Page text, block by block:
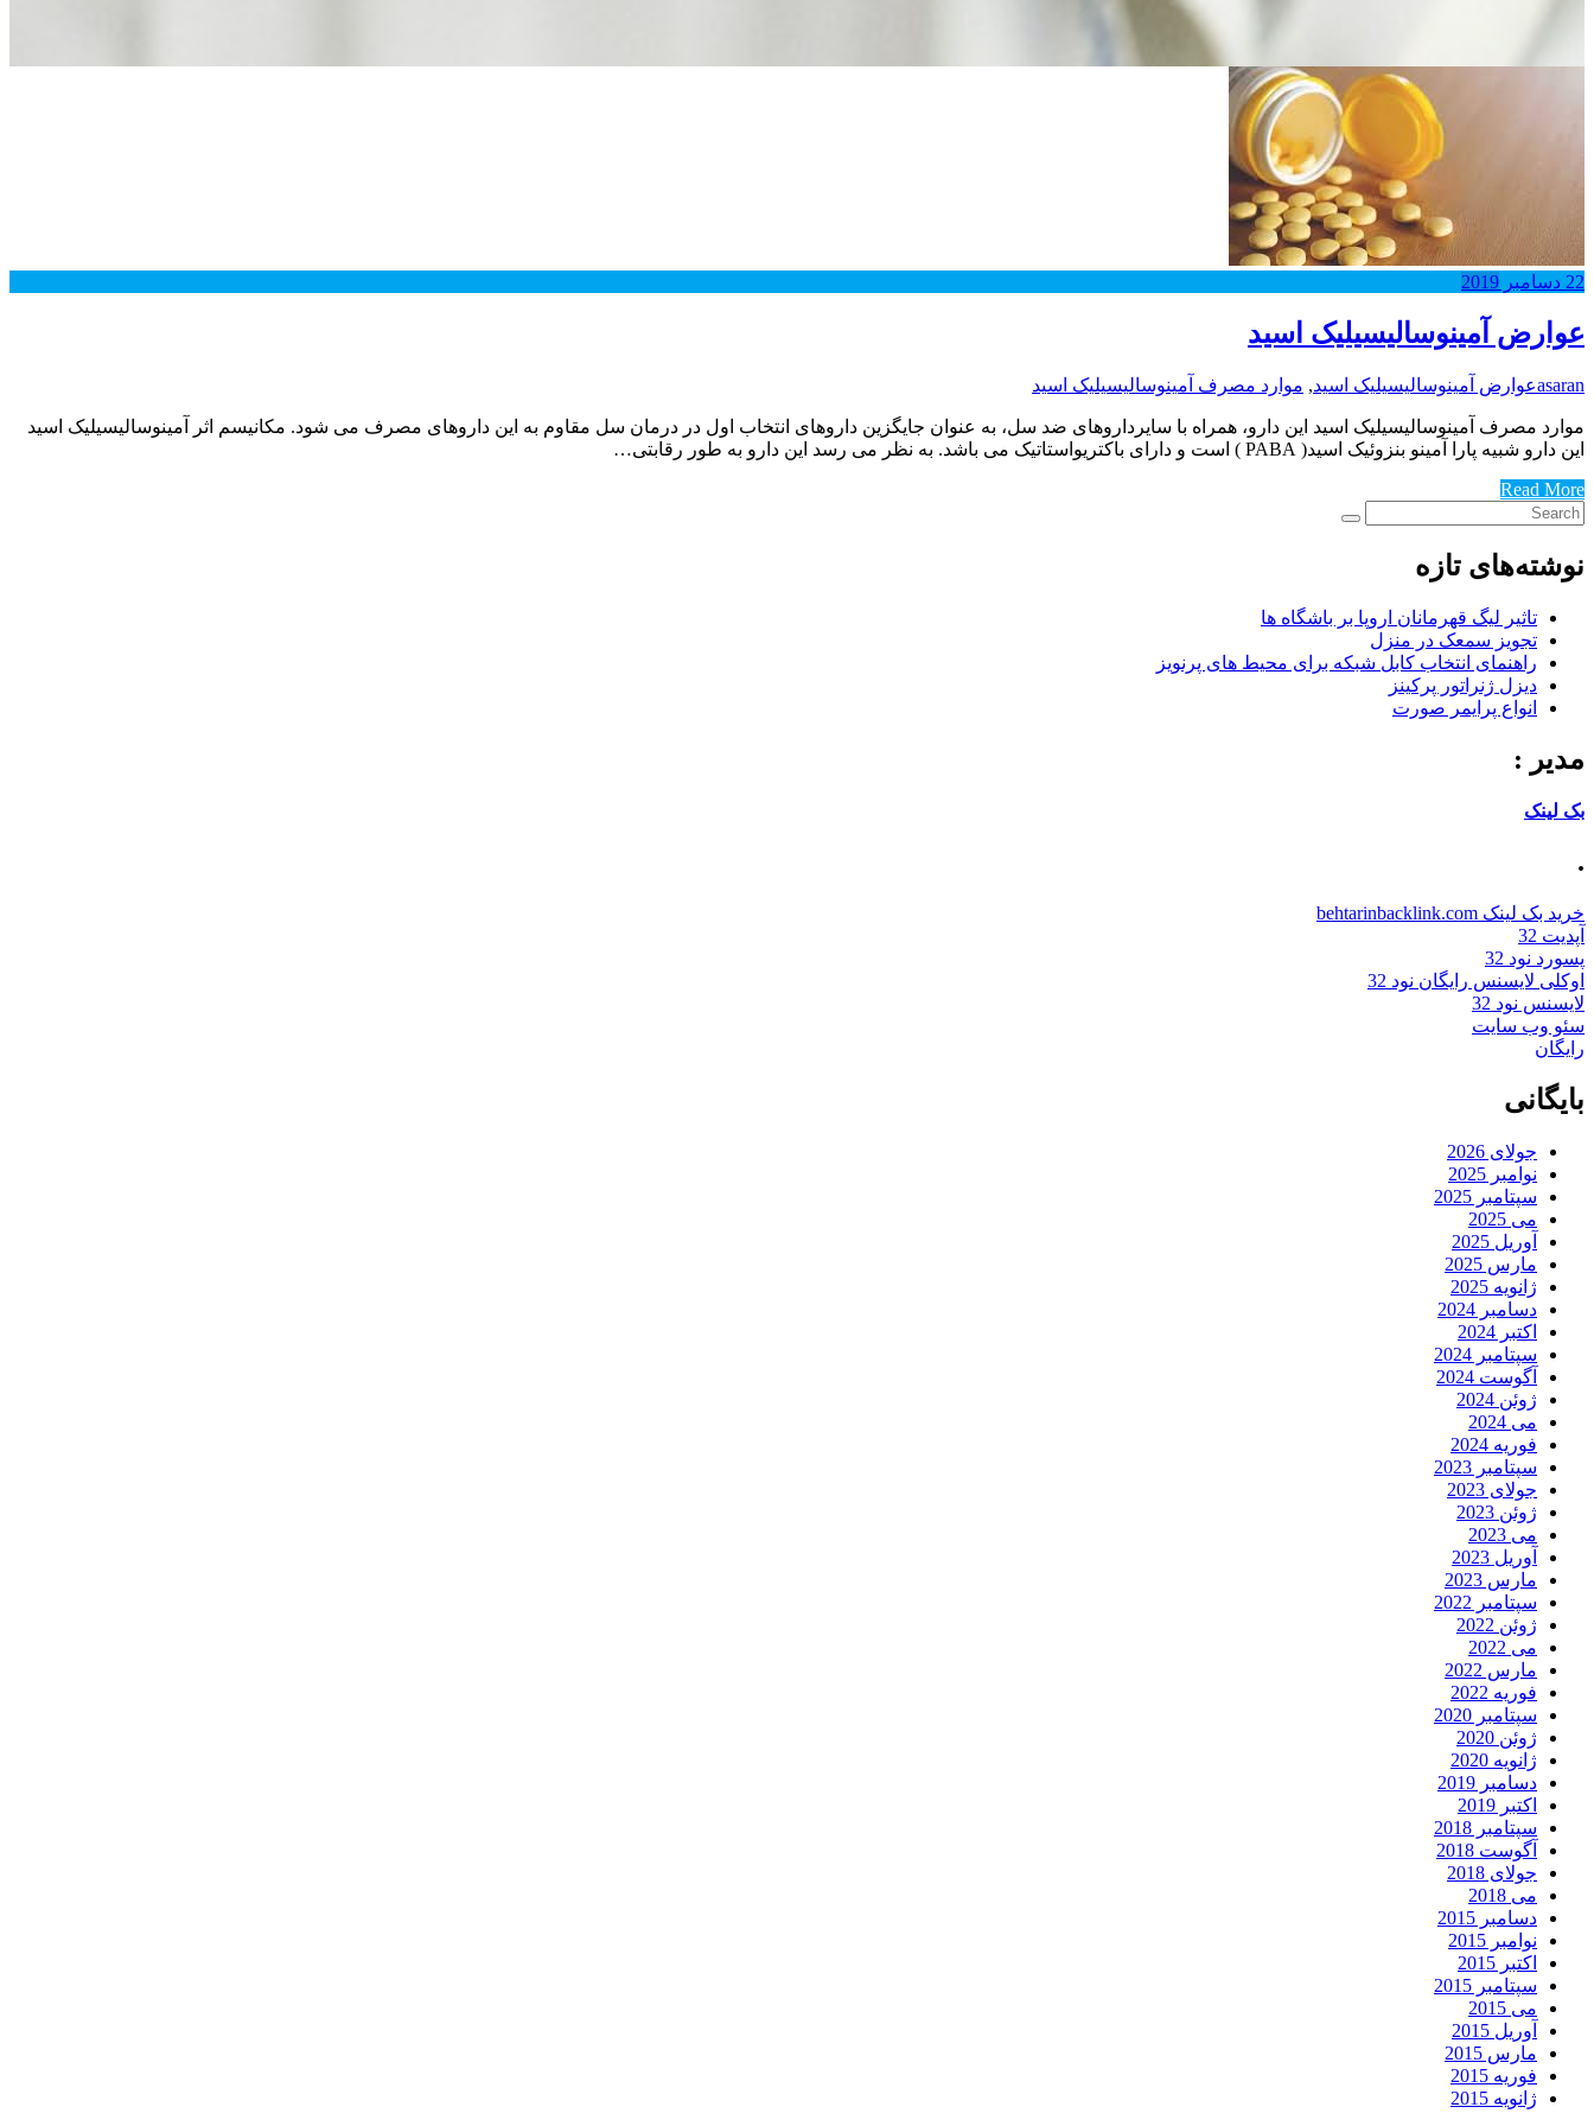
22 دسامبر 2019
عوارض آمینوسالیسیلیک اسید
asaranعوارض آمینوسالیسیلیک اسید, موارد مصرف آمینوسالیسیلیک اسید
موارد مصرف آمینوسالیسیلیک اسید این دارو، همراه با سایرداروهای ضد سل، به عنوان جایگزین داروهای انتخاب اول در درمان سل مقاوم به این داروهای مصرف می شود. مکانیسم اثر آمینوسالیسیلیک اسید
این دارو شبیه پارا آمینو بنزوئیک اسید( PABA ) است و دارای باکتریواستاتیک می باشد. به نظر می رسد این دارو به طور رقابتی…
Read More
نوشته‌های تازه
تاثیر لیگ قهرمانان اروپا بر باشگاه ها
تجویز سمعک در منزل
راهنمای انتخاب کابل شبکه برای محیط های پرنویز
دیزل ژنراتور پرکینز
انواع پرایمر صورت
مدیر :
بک لینک
.
خرید بک لینک behtarinbacklink.com
آپدیت 32
پسورد نود 32
اوکلی لایسنس رایگان نود 32
لایسنس نود 32
سئو وب سایت
رایگان
بایگانی
جولای 2026
نوامبر 2025
سپتامبر 2025
می 2025
آوریل 2025
مارس 2025
ژانویه 2025
دسامبر 2024
اکتبر 2024
سپتامبر 2024
آگوست 2024
ژوئن 2024
می 2024
فوریه 2024
سپتامبر 2023
جولای 2023
ژوئن 2023
می 2023
آوریل 2023
مارس 2023
سپتامبر 2022
ژوئن 2022
می 2022
مارس 2022
فوریه 2022
سپتامبر 2020
ژوئن 2020
ژانویه 2020
دسامبر 2019
اکتبر 2019
سپتامبر 2018
آگوست 2018
جولای 2018
می 2018
دسامبر 2015
نوامبر 2015
اکتبر 2015
سپتامبر 2015
می 2015
آوریل 2015
مارس 2015
فوریه 2015
ژانویه 2015